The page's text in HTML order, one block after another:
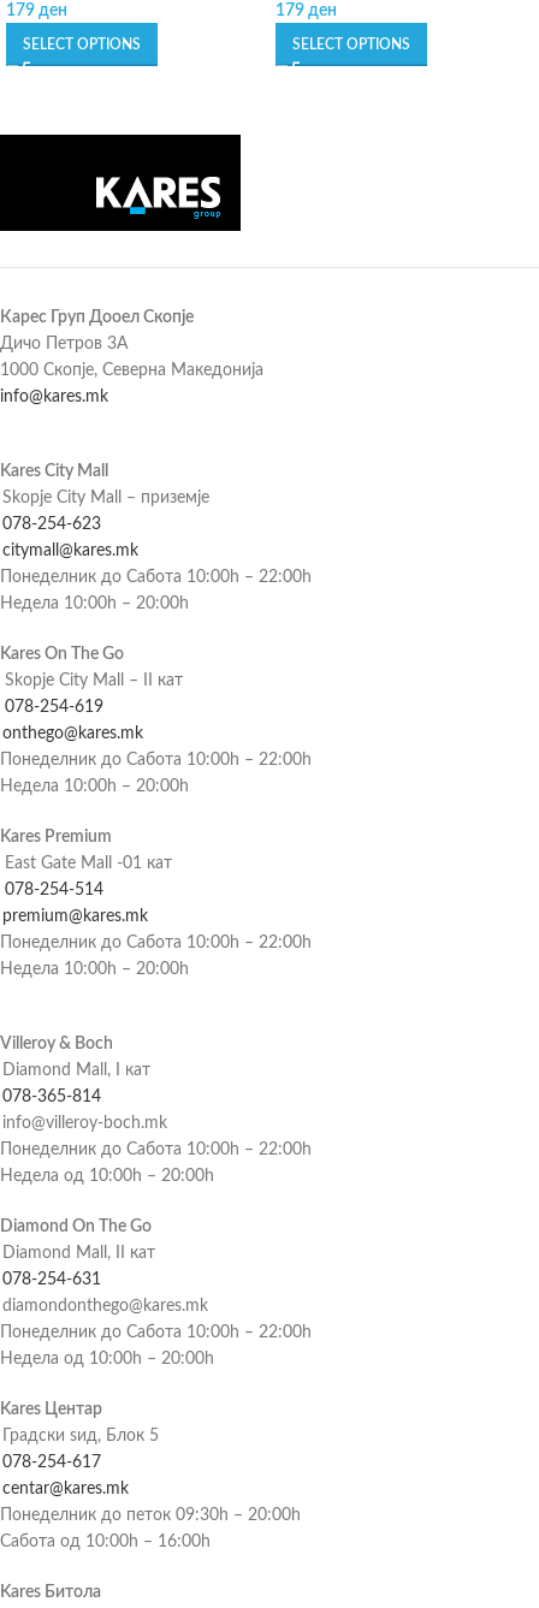
179 ден
SELECT OPTIONS
179 ден
SELECT OPTIONS
Карес Груп Дооел Скопје
Дичо Петров 3А
1000 Скопје, Северна Македонија
info@kares.mk
Kares City Mall
Skopje City Mall – приземје
078-254-623
citymall@kares.mk
Понеделник до Сабота 10:00h – 22:00h
Недела 10:00h – 20:00h
Kares On The Go
Skopje City Mall – II кат
078-254-619
onthego@kares.mk
Понеделник до Сабота 10:00h – 22:00h
Недела 10:00h – 20:00h
Kares Premium
East Gate Mall -01 кат
078-254-514
premium@kares.mk
Понеделник до Сабота 10:00h – 22:00h
Недела 10:00h – 20:00h
Villeroy & Boch
Diamond Mall, I кат
078-365-814
info@villeroy-boch.mk
Понеделник до Сабота 10:00h – 22:00h
Недела од 10:00h – 20:00h
Diamond On The Go
Diamond Mall, II кат
078-254-631
diamondonthego@kares.mk
Понеделник до Сабота 10:00h – 22:00h
Недела од 10:00h – 20:00h
Kares Центар
Градски ѕид, Блок 5
078-254-617
centar@kares.mk
Понеделник до петок 09:30h – 20:00h
Сабота од 10:00h – 16:00h
Kares Битола